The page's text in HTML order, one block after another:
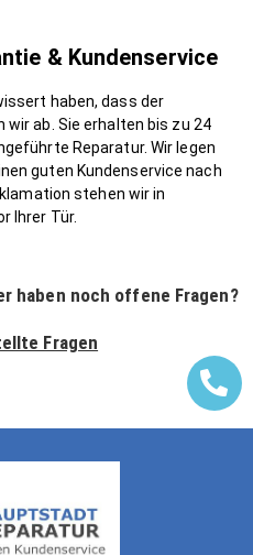
& Kundenservice
haben, dass der
ab. Sie erhalten bis zu 24
Reparatur. Wir legen
guten Kundenservice nach
stehen wir in
Ihrer Tür.
haben noch offene Fragen?
Fragen